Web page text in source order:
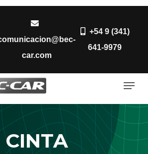
car.com
+54 9 (341)
641-9979
CINTA
Close